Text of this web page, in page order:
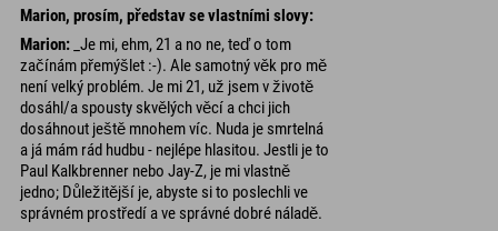
Marion, prosím, představ se vlastními slovy:
Marion: _Je mi, ehm, 21 a no ne, teď o tom
začínám přemýšlet :-). Ale samotný věk pro mě
není velký problém. Je mi 21, už jsem v životě
dosáhl/a spousty skvělých věcí a chci jich
dosáhnout ještě mnohem víc. Nuda je smrtelná
a já mám rád hudbu - nejlépe hlasitou. Jestli je to
Paul Kalkbrenner nebo Jay-Z, je mi vlastně
jedno; Důležitější je, abyste si to poslechli ve
správném prostředí a ve správné dobré náladě.